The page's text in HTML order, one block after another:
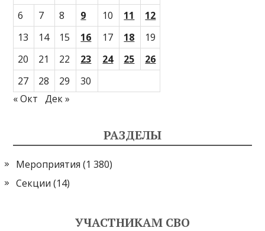
6 7 8 9 10 11
12
13
14 15 16 17 18
19
20
21 22 23 24 25
26
27
28 29
30
« Окт
Дек »
РАЗДЕЛЫ
Мероприятия (1 380)
Секции (14)
УЧАСТНИКАМ СВО